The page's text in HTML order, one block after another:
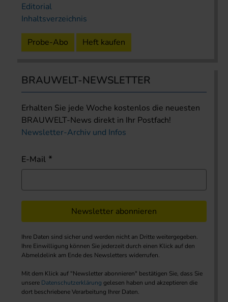
Editorial
Inhaltsverzeichnis
Probe-Abo Heft kaufen
BRAUWELT-NEWSLETTER
Erhalten Sie jede Woche kostenlos die neuesten
BRAUWELT-News direkt in Ihr Postfach!
Newsletter-Archiv und Infos
E-Mail
Newsletter abonnieren
Ihre Daten sind sicher und werden nicht an Dritte weitergegeben.
Ihre Einwilligung können Sie jederzeit durch einen Klick auf den
Abmeldelink am Ende des Newsletters widerrufen.
Mit dem Klick auf "Newsletter abonnieren" bestätigen Sie, dass Sie
unsere Datenschutzerklärung gelesen haben und akzeptieren die
dort beschriebene Verarbeitung Ihrer Daten.